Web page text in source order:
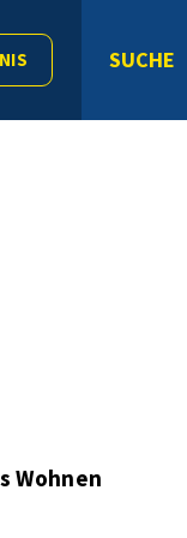
SUCHE
Wohnen